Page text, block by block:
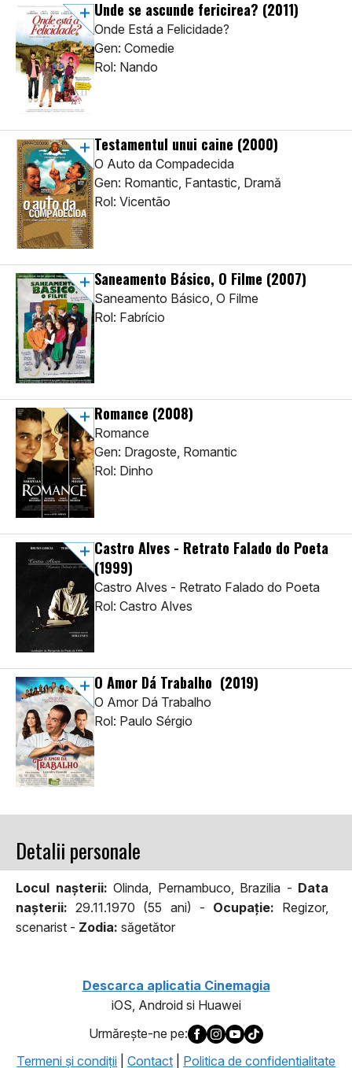
Unde se ascunde fericirea? (2011)
Onde Está a Felicidade?
Gen: Comedie
Rol: Nando
Testamentul unui caine (2000)
O Auto da Compadecida
Gen: Romantic, Fantastic, Dramă
Rol: Vicentão
Saneamento Básico, O Filme (2007)
Saneamento Básico, O Filme
Rol: Fabrício
Romance (2008)
Romance
Gen: Dragoste, Romantic
Rol: Dinho
Castro Alves - Retrato Falado do Poeta
(1999)
Castro Alves - Retrato Falado do Poeta
Rol: Castro Alves
O Amor Dá Trabalho (2019)
O Amor Dá Trabalho
Rol: Paulo Sérgio
Detalii personale
Locul naşterii: Olinda, Pernambuco, Brazilia - Data
naşterii: 29.11.1970 (55 ani) - Ocupaţie: Regizor,
scenarist - Zodia: săgetător
Descarca aplicatia Cinemagia
iOS, Android si Huawei
Urmăreşte-ne pe:
Termeni şi condiţii
Contact Politica de confidentialitate